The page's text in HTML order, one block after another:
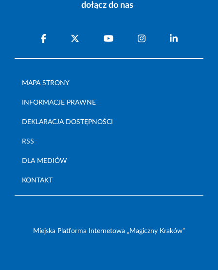
dołącz do nas
MAPA STRONY
INFORMACJE PRAWNE
DEKLARACJA DOSTĘPNOŚCI
RSS
DLA MEDIÓW
KONTAKT
Miejska Platforma Internetowa „Magiczny Kraków”